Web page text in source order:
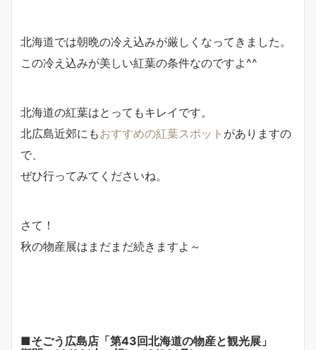
北海道では朝晩の冷え込みが厳しくなってきました。
この冷え込みが美しい紅葉の条件なのですよ^^
北海道の紅葉はとってもキレイです。
北広島近郊にもおすすめの紅葉スポット がありますの
で、
ぜひ行ってみてくださいね。
さて！
秋の物産展はまだまだ続きますよ～
■そごう広島店「第43回北海道の物産と観光展」